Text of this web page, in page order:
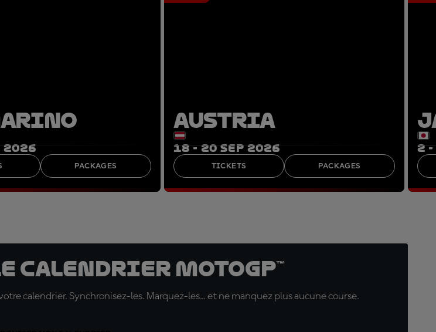
2026
PACKAGES
AUSTRIA
18 - 20 SEP 2026
TICKETS PACKAGES
2 -
calendrier MotoGP™
calendrier. Synchronisez-les. Marquez-les... et ne manquez plus aucune course.